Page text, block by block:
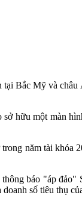
tại Bắc Mỹ và
sở hữu một màn
năm tài khóa
báo "áp
số tiêu thụ